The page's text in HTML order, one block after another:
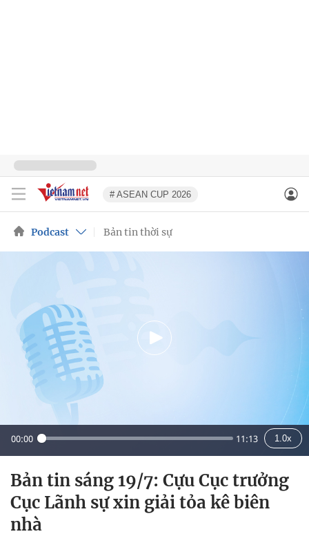
# ASEAN CUP 2026
Podcast Bản tin thời sự
00:00 11:13 1.0x
Bản tin sáng 19/7: Cựu Cục trưởng
Cục Lãnh sự xin giải tỏa kê biên
nhà